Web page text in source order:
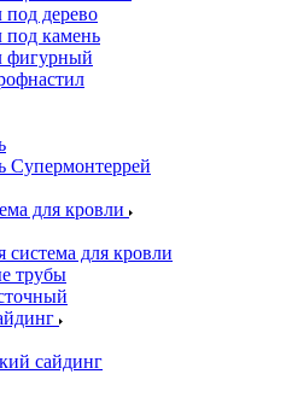
дерево
камень
фигурный
для кровли
система для кровли
трубы
сайдинг